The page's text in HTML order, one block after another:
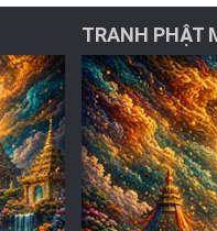
TRANH PHẬT